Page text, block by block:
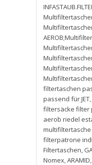
filtertaschen
passend für JET,
filtersäcke filter
aerob riedel
filterpatrone
Filtertaschen,
Nomex,ARAMID,